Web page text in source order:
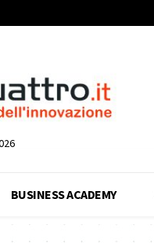
BUSINESS ACADEMY